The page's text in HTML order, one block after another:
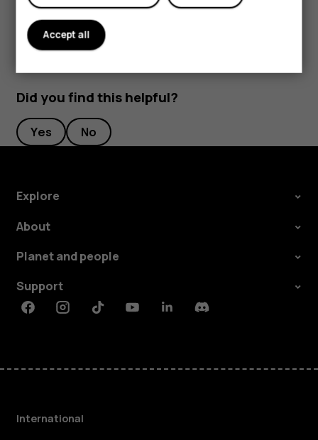
Did you find this helpful?
Yes No
Explore
About
Planet and people
Support
FacebookInstagramTiktokYoutubeLinkedinDiscord
International
Accept all